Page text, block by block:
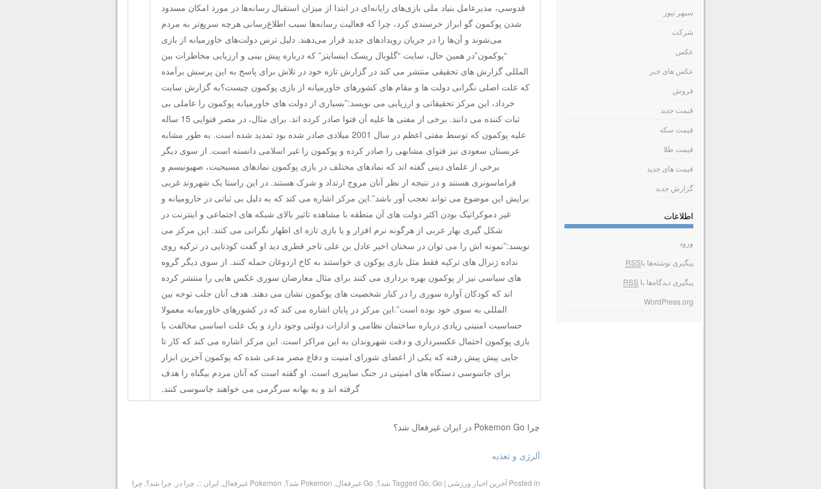
قدوسی، مدیرعامل بنیاد ملی بازی‌های رایانه‌ای در ابتدا از میزان استقبال رسانه‌ها در مورد امکان مسدود
شدن پوکمون گو ابراز خرسندی کرد، چرا که فعالیت رسانه‌‌ها سبب اطلاع‌رسانی هرچه سریع‌تر به مردم
می‌شوند و آن‌ها را در جریان رویدادهای جدید قرار می‌دهند. دلیل ترس دولت‌های خاورمیانه از بازی
“پوکمون”در همين حال، سایت “گلوبال ریسک اینسایتز” که درباره پیش بینی و ارزیابی مخاطرات بین
المللی گزارش های تحقیقی منتشر می کند در گزارش تازه خود در تلاش برای پاسخ به این پرسش برآمده
که علت اصلی نگرانی دولت ها و مقام های کشورهای خاورمیانه از بازی پوکمون چیست؟به گزارش سايت
خرداد، این مرکز تحقیقاتی و ارزیابی می نویسد:”بسیاری از دولت های خاورمیانه پوکمون را عاملی بی
ثبات کننده می دانند. برخی از مفتی ها علیه آن فتوا صادر کرده اند. برای مثال، در مصر فتوایی 15 ساله
علیه پوکمون که توسط مفتی اعظم در سال 2001 میلادی صادر شده بود تمدید شده است. به طور مشابه
عربستان سعودی نیز فتوای مشابهی را صادر کرده و پوکمون را غیر اسلامی دانسته است. از سوی دیگر
برخی از علمای دینی گفته اند که نمادهای مختلف در بازی پوکمون نمادهای مسیحیت، صهیونیسم و
فراماسونری هستند و در نتیجه از نظر آنان مروج ارتداد و شرک هستند. در این راستا یک شهروند غربی
برایش این موضوع می تواند تعجب آور باشد”.این مرکز اشاره می کند که به دلیل بی ثباتی در خارومیانه و
غیر دموکراتیک بودن اکثر دولت های آن منطقه با مشاهده تاثیر بالای شبکه های اجتماعی و اینترنت در
شکل گیری بهار عربی از هرگونه نرم افزار و یا بازی تازه ای اظهار نگرانی می کنند. این مرکز می
نویسد:”نمونه اش را می توان در سخنان اخیر عادل بن علی تاجر قطری دید او گفت کودتایی در ترکیه روی
نداده ژنرال های ترکیه فقط مثل بازی پوکون ی خواستند به کاخ اردوغان حمله کنند. از سوی دیگر گروه
های سیاسی نیز از پوکمون بهره برداری می کنند برای مثال معارضان سوری عکس هایی را منتشر کرده
اند که کودکان آواره سوری را در کنار شخصیت های پوکمون نشان می دهند. هدف آنان جلب توجه بین
المللی به سوی خود بوده است”.این مرکز در پایان اشاره می کند که در کشورهای خاورمیانه معمولا
حساسیت امنیتی زیادی درباره ساختمان نظامی و ادارات دولتی وجود دارد و یک علت اساسی مخالفت با
بازی پوکمون احتمال عکسبرداری و دقت شهروندان به این مراکز است. این مرکز اشاره می کند که کار تا
جایی پیش پیش رفته که یکی از اعضای شورای امنیت و دفاع مصر مدعی شده که پوکمون آخرین ابزار
برای جاسوسی دستگاه های امنیتی در جنگ سایبری است. او گفته است که آنان مردم بیگناه را هدف
گرفته اند و به بهانه سرگرمی می خواهند جاسوسی کنند.
چرا Pokemon Go در ایران غیرفعال شد؟
آلرژی و تغذیه
Posted in آخرین اخبار ورزشی |
Tagged Go Go شد؟ Go غیرفعال Pokemon شد؟ Pokemon غیرفعال ایران :: ,چرا در ,چرا شد؟ ,چرا
سپهر نیوز
شرکت
عکس
عکس های خبر
فروش
قیمت جدید
قیمت سکه
قیمت طلا
قیمت های جدید
گزارش جدید
اطلاعات
ورود
پیگیری نوشته‌ها باRSS
پیگیری دیدگاه‌ها با RSS
WordPress.org